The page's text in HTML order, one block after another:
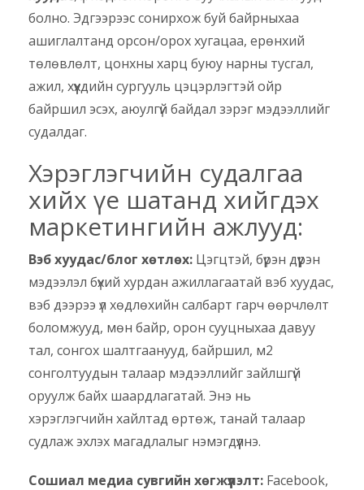
болно. Эдгээрээс сонирхож буй байрныхаа
ашиглалтанд орсон/орох хугацаа, ерөнхий
төлөвлөлт, цонхны харц буюу нарны тусгал,
ажил, хүүхдийн сургууль цэцэрлэгтэй ойр
байршил эсэх, аюулгүй байдал зэрэг мэдээллийг
судалдаг.
Хэрэглэгчийн судалгаа
хийх үе шатанд хийгдэх
маркетингийн ажлууд:
Вэб хуудас/блог хөтлөх: Цэгцтэй, бүрэн дүүрэн
мэдээлэл бүхий хурдан ажиллагаатай вэб хуудас,
вэб дээрээ үл хөдлөхийн салбарт гарч өөрчлөлт
боломжууд, мөн байр, орон сууцныхаа давуу
тал, сонгох шалтгаанууд, байршил, м2
сонголтуудын талаар мэдээллийг зайлшгүй
оруулж байх шаардлагатай. Энэ нь
хэрэглэгчийн хайлтад өртөж, танай талаар
судлаж эхлэх магадлалыг нэмэгдүүлнэ.
Сошиал медиа сувгийн хөгжүүлэлт: Facebook,